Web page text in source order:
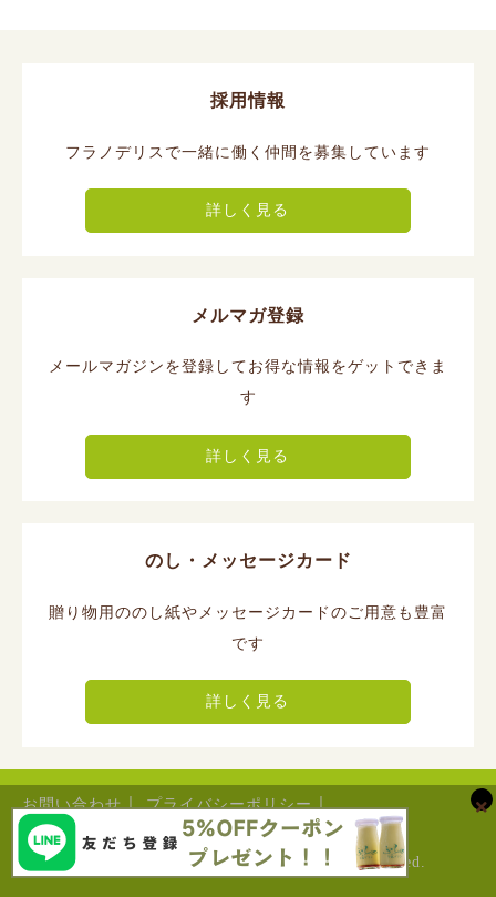
採用情報
フラノデリスで一緒に働く仲間を募集しています
詳しく見る
メルマガ登録
メールマガジンを登録してお得な情報をゲットできま
す
詳しく見る
のし・メッセージカード
贈り物用ののし紙やメッセージカードのご用意も豊富
です
詳しく見る
お問い合わせ｜プライバシーポリシー｜
当サイトについて
特定商取引法に基づく表記
copyright © 菓子工房フラノデリス all rights reserved.